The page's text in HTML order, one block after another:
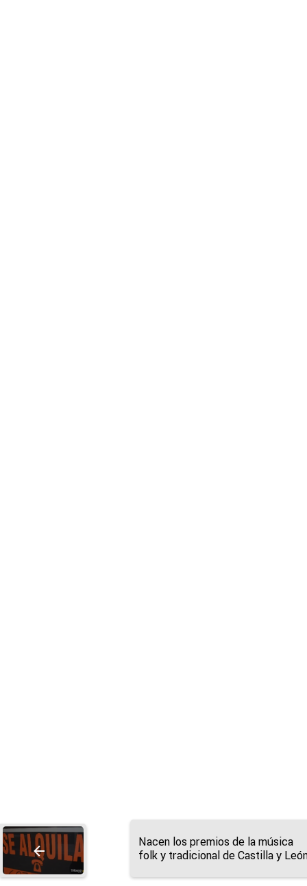
Nacen los premios de la música
folk y tradicional de Castilla y